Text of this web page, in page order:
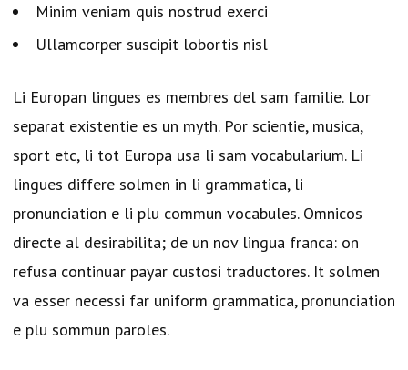
Minim veniam quis nostrud exerci
Ullamcorper suscipit lobortis nisl
Li Europan lingues es membres del sam familie. Lor
separat existentie es un myth. Por scientie, musica,
sport etc, li tot Europa usa li sam vocabularium. Li
lingues differe solmen in li grammatica, li
pronunciation e li plu commun vocabules. Omnicos
directe al desirabilita; de un nov lingua franca: on
refusa continuar payar custosi traductores. It solmen
va esser necessi far uniform grammatica, pronunciation
e plu sommun paroles.